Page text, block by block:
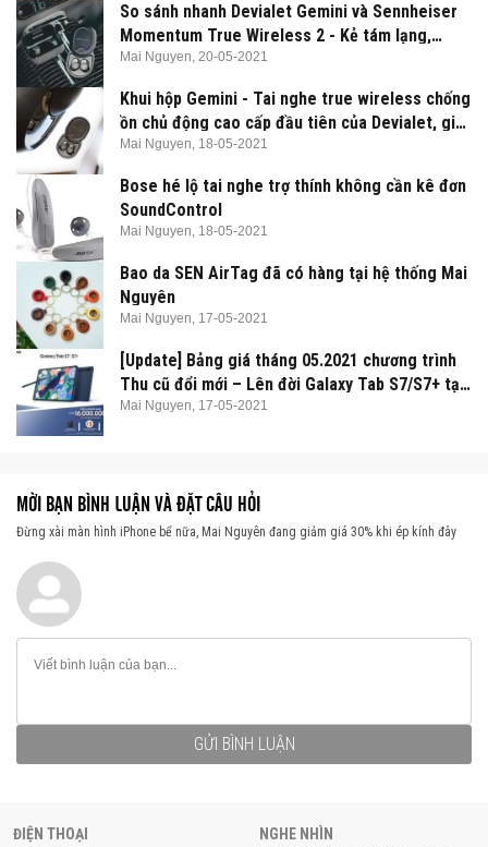
So sánh nhanh Devialet Gemini và Sennheiser
Momentum True Wireless 2 - Kẻ tám lạng,
người nửa cân
Mai Nguyen, 20-05-2021
Khui hộp Gemini - Tai nghe true wireless chống
ồn chủ động cao cấp đầu tiên của Devialet, giá
7,99 triệu đồng
Mai Nguyen, 18-05-2021
Bose hé lộ tai nghe trợ thính không cần kê đơn
SoundControl
Mai Nguyen, 18-05-2021
Bao da SEN AirTag đã có hàng tại hệ thống Mai
Nguyên
Mai Nguyen, 17-05-2021
[Update] Bảng giá tháng 05.2021 chương trình
Thu cũ đổi mới – Lên đời Galaxy Tab S7/S7+ tại
Mai Nguyên
Mai Nguyen, 17-05-2021
MỜI BẠN BÌNH LUẬN VÀ ĐẶT CÂU HỎI
Đừng xài màn hình iPhone bể nữa, Mai Nguyên đang giảm giá 30% khi ép kính đây
GỬI BÌNH LUẬN
ĐIỆN THOẠI
NGHE NHÌN